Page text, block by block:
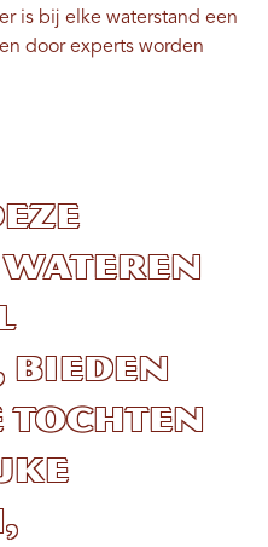
is bij elke waterstand een
door experts worden
wateren
tochten